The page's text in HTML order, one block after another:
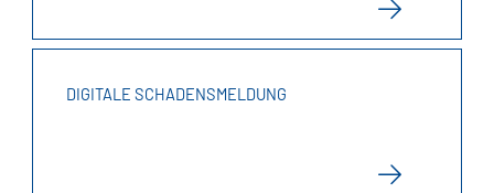
DIGITALE SCHADENSMELDUNG